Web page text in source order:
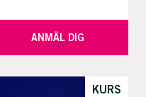
ANMÄL DIG
KURS